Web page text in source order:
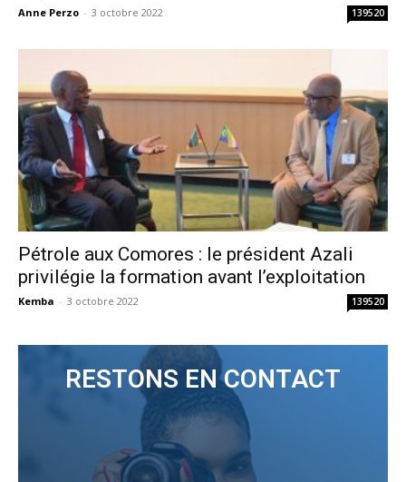
Anne Perzo - 3 octobre 2022 139520
Pétrole aux Comores : le président Azali
privilégie la formation avant l’exploitation
Kemba - 3 octobre 2022 139520
RESTONS EN CONTACT